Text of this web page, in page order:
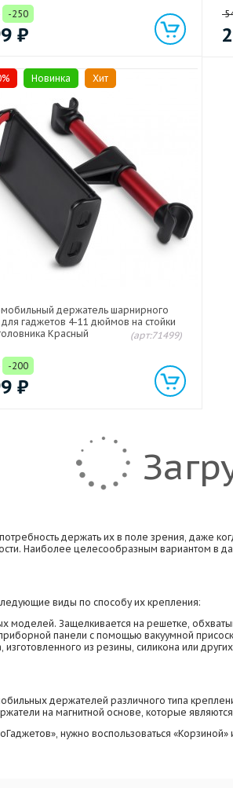
-250
₽
Новинка Хит
держатель шарнирного
для гаджетов 4-11 дюймов на стойки
Красный
(арт:71499)
-200
₽
держать их в поле зрения, даже
Наиболее целесообразным вариантом в
виды по способу их крепления:
моделей. Защелкивается на решетке,
панели с помощью вакуумной
из резины, силикона или
держателей различного типа
на магнитной основе, которые
нужно воспользоваться